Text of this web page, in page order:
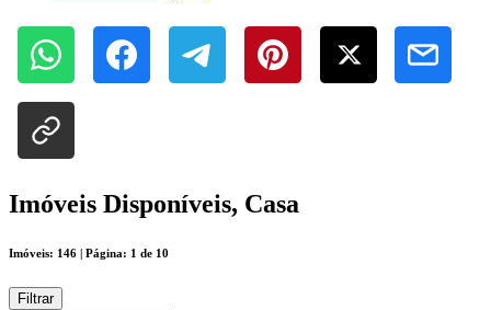
Imóveis Disponíveis, Casa
Imóveis: 146 | Página: 1 de 10
Filtrar